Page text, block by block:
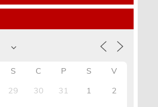
S C P S
V
29 30 31 1 2